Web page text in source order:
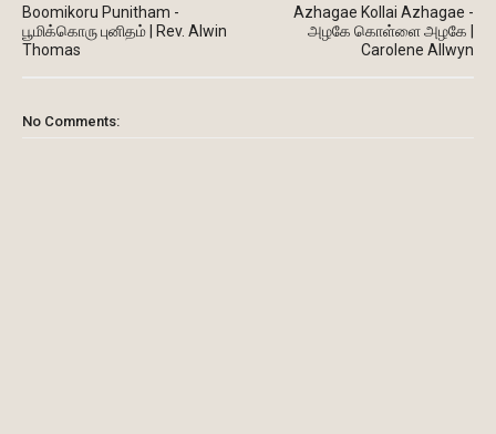
Azhagae Kollai Azhagae -
அழகே கொள்ளை அழகே |
Carolene Allwyn
Boomikoru Punitham -
பூமிக்கொரு புனிதம் | Rev. Alwin
Thomas
No Comments: